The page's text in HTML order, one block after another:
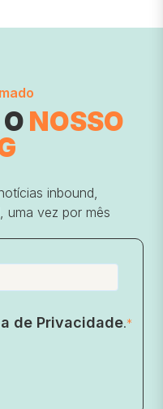
NOSSO
inbound,
uma vez por mês
de Privacidade.*